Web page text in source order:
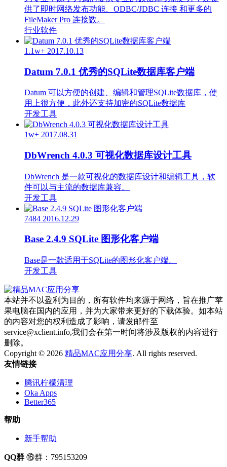
供了即时网络发布功能、ODBC/JDBC 连接 和更多的
FileMaker Pro 连接数。
行业软件
1.1w+ 2017.10.13
Datum 7.0.1 优秀的SQLite数据库客户端
Datum 可以方便的创建、编辑和管理SQLite数据库，使
用上很方便，此外还支持加密的SQLite数据库
开发工具
1w+ 2017.08.31
DbWrench 4.0.3 可视化数据库设计工具
DbWrench 是一款可视化的数据库设计和编辑工具，软
件可以与主流的数据库兼容。
开发工具
7484 2016.12.29
Base 2.4.9 SQLite 图形化客户端
Base是一款适用于SQLite的图形化客户端。
开发工具
本站并不以盈利为目的，所有软件均来源于网络，旨在推广苹
果电脑在国内的应用，并为大家带来更好的下载体验。如本站
的内容对您的权利造成了影响，请发邮件至
service@xclient.info,我们会在第一时间将涉及版权的内容进行
删除。
Copyright © 2026 精品MAC应用分享. All rights reserved.
友情链接
腾讯柠檬清理
Oka Apps
Better365
帮助
新手帮助
QQ群 ⑯群：795153209